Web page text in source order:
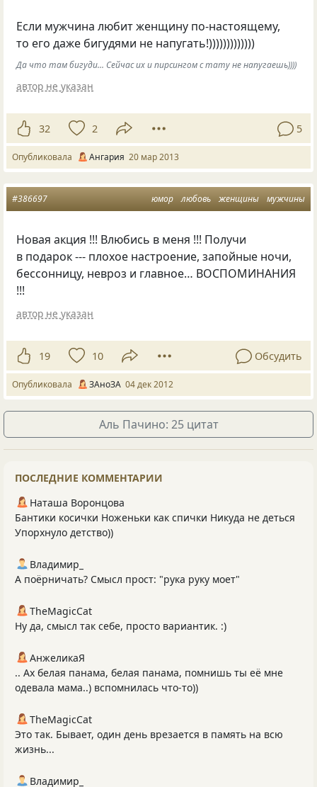
Если мужчина любит женщину по-настоящему,
то его даже бигудями не напугать!)))))))))))))
Да что там бигуди... Сейчас их и пирсингом с тату не напугаешь))))
автор не указан
32 2 5
Опубликовала Ангария 20 мар 2013
юмор любовь женщины мужчины
#386697
Новая акция !!! Влюбись в меня !!! Получи
в подарок --- плохое настроение, запойные ночи,
бессонницу, невроз и главное… ВОСПОМИНАНИЯ
!!!
автор не указан
19 10 Обсудить
Опубликовала ЗАноЗА 04 дек 2012
Аль Пачино: 25 цитат
ПОСЛЕДНИЕ КОММЕНТАРИИ
Наташа Воронцова
Бантики косички Ноженьки как спички Никуда не деться
Упорхнуло детство))
Владимир_
А поёрничать? Смысл прост: "рука руку моет"
TheMagicCat
Ну да, смысл так себе, просто вариантик. :)
АнжеликаЯ
.. Ах белая панама, белая панама, помнишь ты её мне
одевала мама..) вспомнилась что-то))
TheMagicCat
Это так. Бывает, один день врезается в память на всю
жизнь...
Владимир_